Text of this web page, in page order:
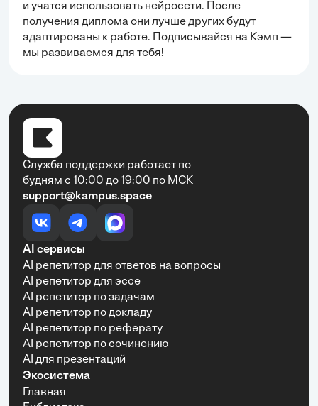
и учатся использовать нейросети. После
получения диплома они лучше других будут
адаптированы к работе. Подписывайся на Кэмп —
мы развиваемся для тебя!
Служба поддержки работает по
будням с 10:00 до 19:00 по МСК
support@kampus.space
AI сервисы
AI репетитор для ответов на вопросы
AI репетитор для эссе
AI репетитор по задачам
AI репетитор по докладу
AI репетитор по реферату
AI репетитор по сочинению
AI для презентаций
Экосистема
Главная